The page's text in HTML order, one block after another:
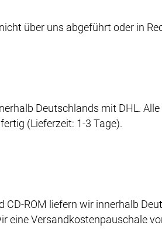
über uns abgeführt oder in
Deutschlands mit DHL.
(Lieferzeit: 1-3 Tage).
CD-ROM liefern wir innerhalb
eine Versandkostenpauschale